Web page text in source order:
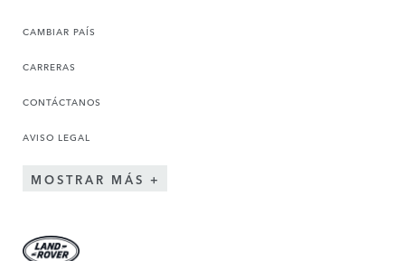
CAMBIAR PAÍS
CARRERAS
CONTÁCTANOS
AVISO LEGAL
MOSTRAR MÁS